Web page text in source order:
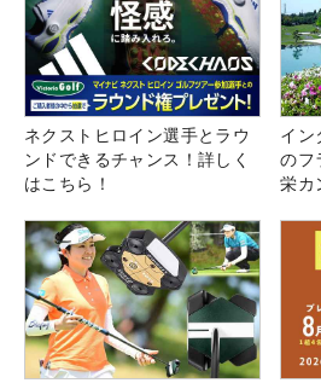
ネクストヒロイン選手とラウ
ンドできるチャンス！詳しく
はこちら！
イン
のフ
栄カ